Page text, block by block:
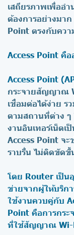
เสถียรภาพเพื่ออำ
ต้องการอย่างมาก
Point ตรงกับควา
Access Point คือ
Access Point
กระจายสัญญาณ
เชื่อมต่อได้ง่าย ร
ตามสถานที่ต่าง
งานอินเทอร์เน็ต
Access Point จะ
ราบรื่น ไม่ติดขัดขึ้
โดย Router เป็น
ข่ายจากผู้ให้บริก
ใช้งานควบคู่กับ
Point คือการกร
ที่ใช้สัญญาณ Wi-